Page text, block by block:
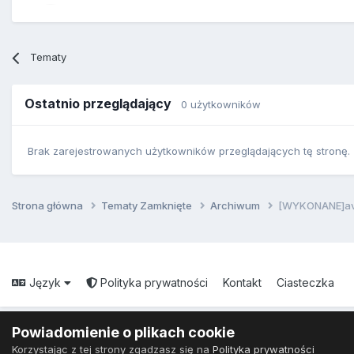
Tematy
Ostatnio przeglądający 0 użytkowników
Brak zarejestrowanych użytkowników przeglądających tę stronę.
Strona główna Tematy Zamknięte Archiwum
Język Polityka prywatności Kontakt Ciasteczka
Powiadomienie o plikach cookie
Korzystając z tej strony zgadzasz się na Polityka prywatności